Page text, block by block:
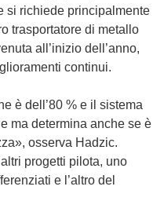
si richiede principalmente
trasportatore di metallo
all’inizio dell’anno,
continui.
è dell’80 % e il sistema
ma determina anche se è
osserva Hadzic.
progetti pilota, uno
e l’altro del